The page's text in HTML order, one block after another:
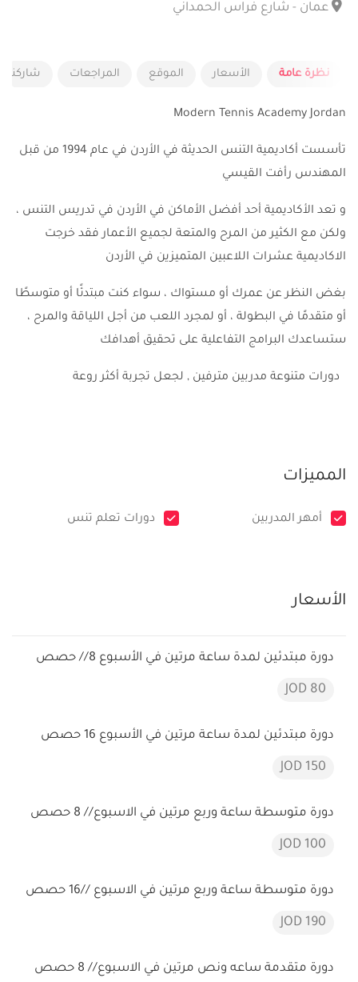
عمان - شارع فراس الحمداني
نظرة عامة الأسعار الموقع المراجعات شاركنا
Modern Tennis Academy Jordan
تأسست أكاديمية التنس الحديثة في الأردن في عام 1994 من قبل
المهندس رأفت القيسي
و تعد الأكاديمية أحد أفضل الأماكن في الأردن في تدريس التنس ،
ولكن مع الكثير من المرح والمتعة لجميع الأعمار فقد خرجت
الاكاديمية عشرات اللاعبين المتميزين في الأردن
بغض النظر عن عمرك أو مستواك ، سواء كنت مبتدئًا أو متوسطًا
أو متقدمًا في البطولة ، أو لمجرد اللعب من أجل اللياقة والمرح ،
ستساعدك البرامج التفاعلية على تحقيق أهدافك
دورات متنوعة مدربين مترفين , لجعل تجربة أكثر روعة
المميزات
أمهر المدربين دورات تعلم تنس
الأسعار
دورة مبتدئين لمدة ساعة مرتين في الأسبوع 8// حصص
80 JOD
دورة مبتدئين لمدة ساعة مرتين في الأسبوع 16 حصص
150 JOD
دورة متوسطة ساعة وربع مرتين في الاسبوع// 8 حصص
100 JOD
دورة متوسطة ساعة وربع مرتين في الاسبوع //16 حصص
190 JOD
دورة متقدمة ساعه ونص مرتين في الاسبوع// 8 حصص